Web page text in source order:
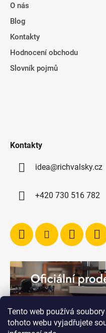
Tento web používá
tohoto webu vyjadřujete
O nás
Blog
Kontakty
Hodnocení obchodu
Slovník pojmů
Kontakty
idea@richvalsky.cz
+420 730 516 782